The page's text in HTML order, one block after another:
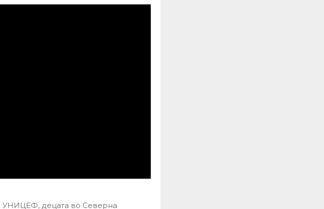
УНИЦЕФ, децата во Северна